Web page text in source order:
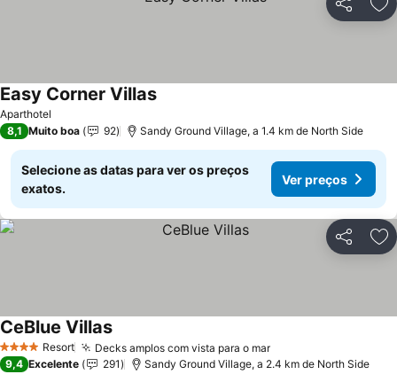
Partilhar
Aparthotel
Easy Corner VillasVer preços
8,1 Muito boa 92 Sandy Ground Village, a 1.4 km de North Side
Selecione as datas para ver os preços
exatos.
Ver preços
Partilhar
4 EstrelasResort Decks amplos com vista para o marVer preços
CeBlue VillasVer preços
9,4 Excelente 291 Sandy Ground Village, a 2.4 km de North Side